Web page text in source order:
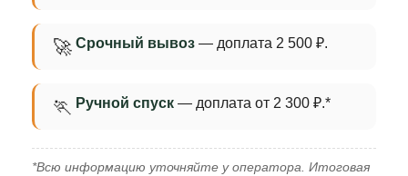
🚀 Срочный вывоз — доплата 2 500 ₽.
🏃 Ручной спуск — доплата от 2 300 ₽.*
*Всю информацию уточняйте у оператора. Итоговая